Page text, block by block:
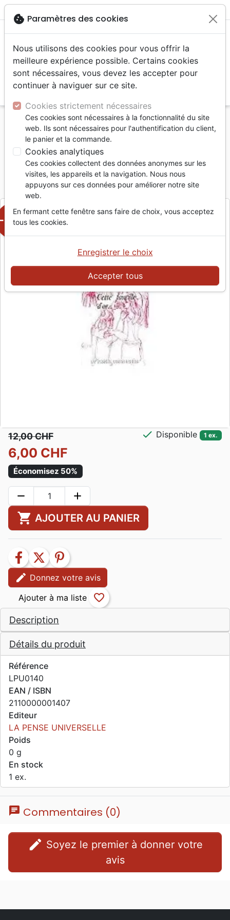
menu
Accueil Livres Romans CETTE FAUCILLE D'OR
CETTE FAUCILLE D'OR
EMILE DALLIERE
Référence LPU0140 EAN2110000001407
EditeurLA PENSE UNIVERSELLE
Description
Détails du produit
Référence
LPU0140
EAN / ISBN
2110000001407
Editeur
LA PENSE UNIVERSELLE
Poids
0 g
En stock
1 ex.
50%
12,00 CHF
6,00 CHF
Économisez 50%
check Disponible 1 ex.
remove add
shopping_cart AJOUTER AU PANIER
facebook twitter
pinterest
edit Donnez votre avis
favorite_border
chat Commentaires (0)
edit
avis
cookie Paramètres des cookies
Nous utilisons des cookies pour vous offrir la
meilleure expérience possible. Certains cookies
sont nécessaires, vous devez les accepter pour
continuer à naviguer sur ce site.
Cookies strictement nécessaires
Ces cookies sont nécessaires à la fonctionnalité du site
web. Ils sont nécessaires pour l'authentification du client,
le panier et la commande.
Cookies analytiques
Ces cookies collectent des données anonymes sur les
visites, les appareils et la navigation. Nous nous
appuyons sur ces données pour améliorer notre site
web.
En fermant cette fenêtre sans faire de choix, vous acceptez
tous les cookies.
Accepter tous
Enregistrer le choix